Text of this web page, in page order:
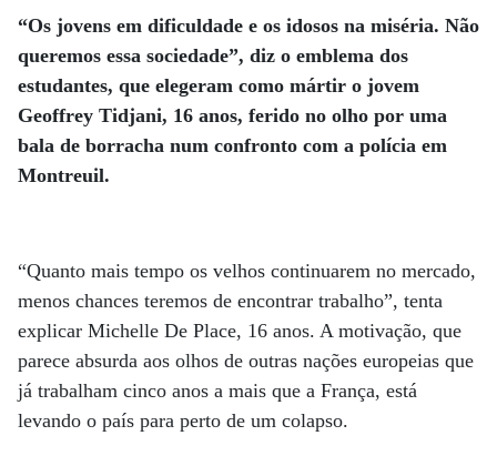
“Os jovens em dificuldade e os idosos na miséria. Não
queremos essa sociedade”, diz o emblema dos
estudantes, que elegeram como mártir o jovem
Geoffrey Tidjani, 16 anos, ferido no olho por uma
bala de borracha num confronto com a polícia em
Montreuil.
“Quanto mais tempo os velhos continuarem no mercado,
menos chances teremos de encontrar trabalho”, tenta
explicar Michelle De Place, 16 anos. A motivação, que
parece absurda aos olhos de outras nações europeias que
já trabalham cinco anos a mais que a França, está
levando o país para perto de um colapso.